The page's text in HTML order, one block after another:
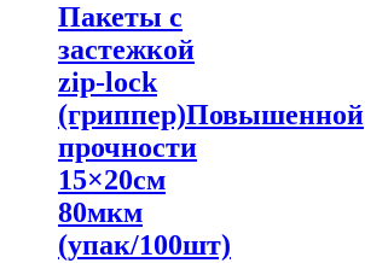
Пакеты с
застежкой
zip-lock
(гриппер)Повышенной
прочности
15×20см
80мкм
(упак/100шт)